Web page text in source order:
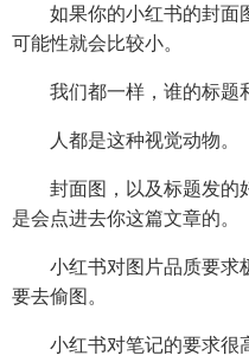
如果你的小红书的封面
可能性就会比较小。
我们都一样，谁的标题和
人都是这种视觉动物。
封面图，以及标题发的
是会点进去你这篇文章的。
小红书对图片品质要求
要去偷图。
小红书对笔记的要求很